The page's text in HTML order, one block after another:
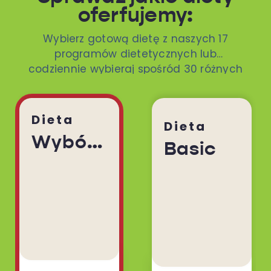
oferfujemy:
Wybierz gotową dietę z naszych 17
programów dietetycznych lub
codziennie wybieraj spośród 30 różnych
Dieta
Wybór Menu
Dieta
Basic